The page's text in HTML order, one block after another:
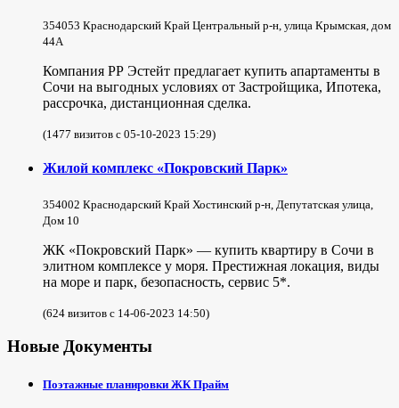
354053 Краснодарский Край Центральный р-н, улица Крымская, дом
44А
Компания РР Эстейт предлагает купить апартаменты в
Сочи на выгодных условиях от Застройщика, Ипотека,
рассрочка, дистанционная сделка.
(1477 визитов с 05-10-2023 15:29)
Жилой комплекс «Покровский Парк»
354002 Краснодарский Край Хостинский р-н, Депутатская улица,
Дом 10
ЖК «Покровский Парк» — купить квартиру в Сочи в
элитном комплексе у моря. Престижная локация, виды
на море и парк, безопасность, сервис 5*.
(624 визитов с 14-06-2023 14:50)
Новые Документы
Поэтажные планировки ЖК Прайм